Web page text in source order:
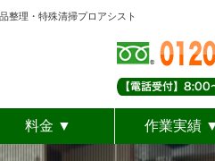
整理・特殊清掃プロアシスト
料金 ▼
サービス料金
キャンペーン
作業実績
遺品
特殊
生前
空き家
ゴミ屋
お客様
スタッ
Google